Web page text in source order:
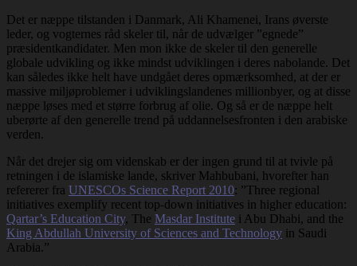
Det er næppe tilstanden i Danmark, Ali Khamenei, Irans øverste
leder, og vogternes råd skeler til, når de udvælger ”egnede”
præsidentkandidater. Men mon ikke de skeler til den generelle
globale udvikling og ikke mindst udviklingen i deres nabolande. Det
kan således ikke helt have undgået deres opmærksomhed, at der er
massive miljøproblemer i udviklingslandenes millionbyer, og at disse
næppe løses med et større forbrug af olie. Og så er de næppe helt
uberørte af den generelle trend på uddannelsesfronten i den arabiske
verden.
Når det drejer sig om videnskab er der ingen grund til at tvivle på
retningen i de islamiske lande, skriver Mahbubani, hvorefter han
refererer fra UNESCOs Science Report 2010: ”Three regional
initiatives exemplify recent top-down initiatives in higher education:
Qartar’s Education City, The Masdar Institute i Abu Dhabi, and the
King Abdullah University of Sciences and Technology in Saudi
Arabia.”